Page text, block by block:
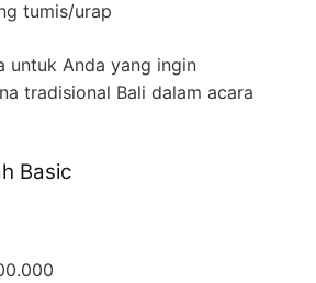
tumis/urap
untuk Anda yang ingin
tradisional Bali dalam acara
Basic